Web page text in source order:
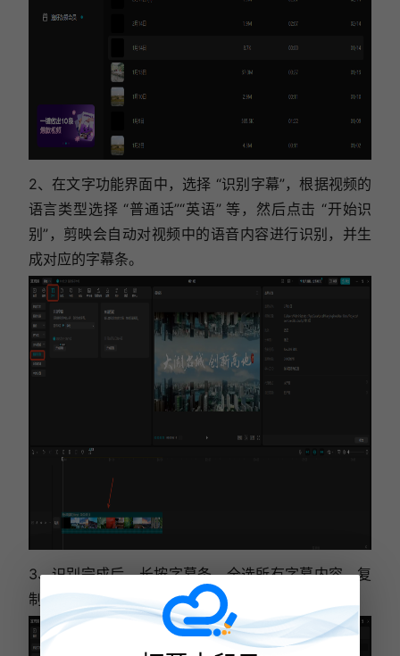
2、在文字功能界面中，选择 “识别字幕”，根据视频的
语言类型选择 “普通话”“英语” 等，然后点击 “开始识
别”，剪映会自动对视频中的语音内容进行识别，并生
成对应的字幕条。
3、识别完成后，长按字幕条，全选所有字幕内容，复
制粘贴到其他文档中，即可完成文案提取。